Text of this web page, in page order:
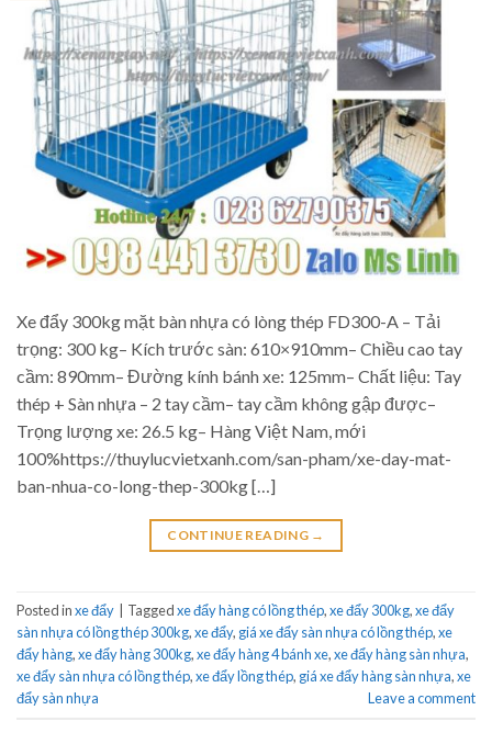
Xe đẩy 300kg mặt bàn nhựa có lòng thép FD300-A – Tải
trọng: 300 kg– Kích trước sàn: 610×910mm– Chiều cao tay
cầm: 890mm– Đường kính bánh xe: 125mm– Chất liệu: Tay
thép + Sàn nhựa – 2 tay cầm– tay cầm không gập được–
Trọng lượng xe: 26.5 kg– Hàng Việt Nam, mới
100%https://thuylucvietxanh.com/san-pham/xe-day-mat-
ban-nhua-co-long-thep-300kg […]
CONTINUE READING →
Posted inxe đẩy Taggedxe đẩy hàng có lồng thép,xe đẩy 300kg,xe đẩy
sàn nhựa có lồng thép 300kg,xe đẩy, giá xe đẩy sàn nhựa có lồng thép,xe
đẩy hàng,xe đẩy hàng 300kg,xe đẩy hàng 4 bánh xe,xe đẩy hàng sàn nhựa,
xe đẩy sàn nhựa có lồng thép,xe đẩy lồng thép, giá xe đẩy hàng sàn nhựa,xe
đẩy sàn nhựa
Leave a comment